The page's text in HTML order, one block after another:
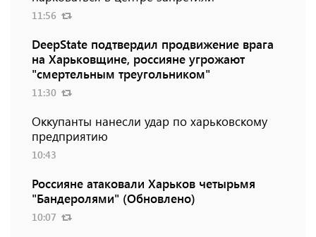
11:56
DeepState подтвердил продвижение врага
на Харьковщине, россияне угрожают
"смертельным треугольником"
11:30
Оккупанты нанесли удар по харьковскому
предприятию
10:43
Россияне атаковали Харьков четырьмя
"Бандеролями" (Обновлено)
10:07